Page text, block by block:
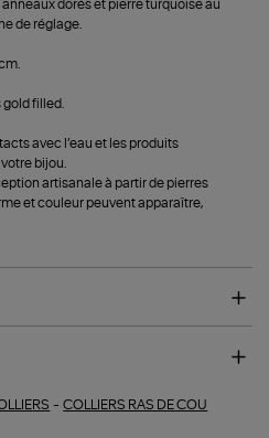
dorés et pierre turquoise au
de réglage.
gold filled.
avec l’eau et les produits
bijou.
artisanale à partir de pierres
et couleur peuvent apparaître,
-COLLIERS RAS DE COU